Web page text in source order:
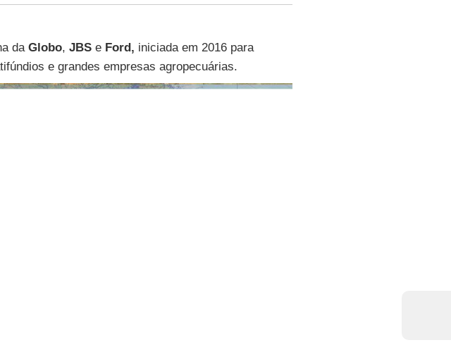
da Globo, JBSe Ford, iniciada em 2016 para
e grandes empresas agropecuárias.